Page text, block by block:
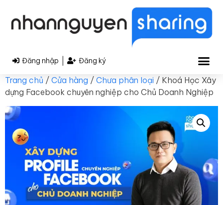
Đăng nhập Đăng ký
Trang chủ / Cửa hàng / Chưa phân loại / Khoá Học Xây
dựng Facebook chuyên nghiệp cho Chủ Doanh Nghiệp